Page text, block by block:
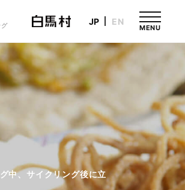
EN
JP
MENU
中、サイクリング後に立